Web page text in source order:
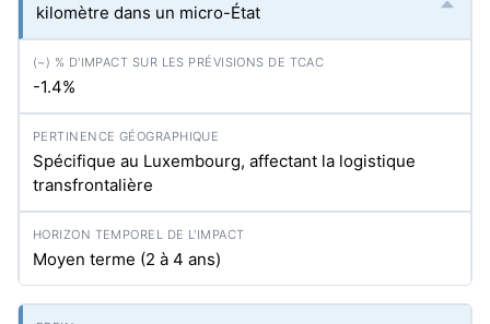
kilomètre dans un micro-État
-1.4%
Spécifique au Luxembourg, affectant la logistique
transfrontalière
Moyen terme (2 à 4 ans)